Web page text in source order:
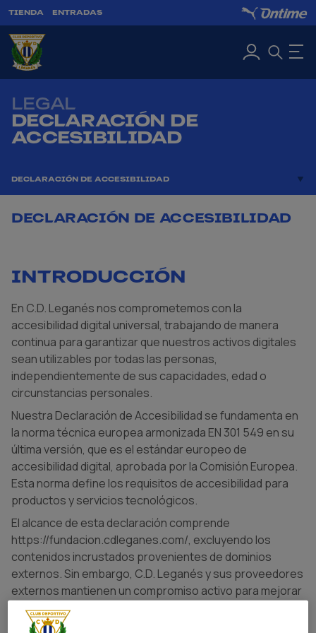
TIENDA ENTRADAS
DECLARACIÓN DE
ACCESIBILIDAD
LEGAL
DECLARACIÓN DE ACCESIBILIDAD
DECLARACIÓN DE ACCESIBILIDAD
INTRODUCCIÓN
En C.D. Leganés nos comprometemos con la
accesibilidad digital universal, trabajando de manera
continua para garantizar que nuestros activos digitales
sean utilizables por todas las personas,
independientemente de sus capacidades, edad o
circunstancias personales.
Nuestra Declaración de Accesibilidad se fundamenta en
la norma técnica europea armonizada EN 301 549 en su
última versión, que es el estándar europeo de
accesibilidad digital, aprobada por la Comisión Europea.
Esta norma define los requisitos de accesibilidad para
productos y servicios tecnológicos.
El alcance de esta declaración comprende
https://fundacion.cdleganes.com/, excluyendo los
contenidos incrustados provenientes de dominios
externos. Sin embargo, C.D. Leganés y sus proveedores
externos mantienen un compromiso activo para mejorar
la accesibilidad de los contenidos externos incluidos en
su Activo Digital, con el objetivo de garantizar una